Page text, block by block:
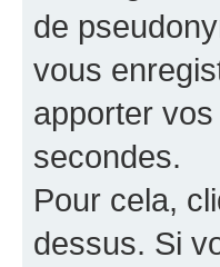
de
vous
apporter
secondes.
Pour cela,
dessus. Si